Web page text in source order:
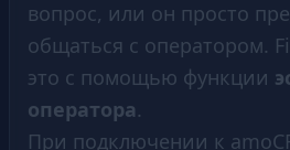
вопрос, или он просто
общаться с оператором.
это с помощью функции
оператора.
При подключении к